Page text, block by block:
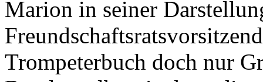
Marion in seiner
Trompeterbuch doch nur